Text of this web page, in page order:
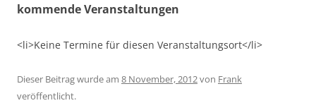
kommende Veranstaltungen
<li>Keine Termine für diesen Veranstaltungsort</li>
Dieser Beitrag wurde am 8 November, 2012von Frank
veröffentlicht.